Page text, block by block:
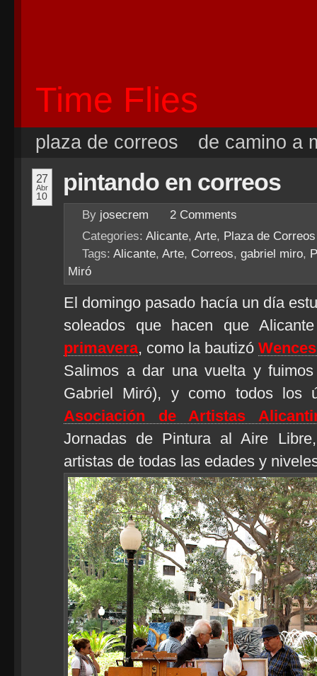
Time Flies
plaza de correos de camino a
27
Abr
10
pintando en correos
By josecrem 2 Comments
Categories: Alicante, Arte, Plaza de Correos
Tags: Alicante, Arte, Correos, gabriel miro,
Miró
El domingo pasado hacía un día
soleados que hacen que
primavera, como la bautizó
Salimos a dar una vuelta y
Gabriel Miró), y como todos los
Asociación de Artistas
Jornadas de Pintura al Aire
artistas de todas las edades y